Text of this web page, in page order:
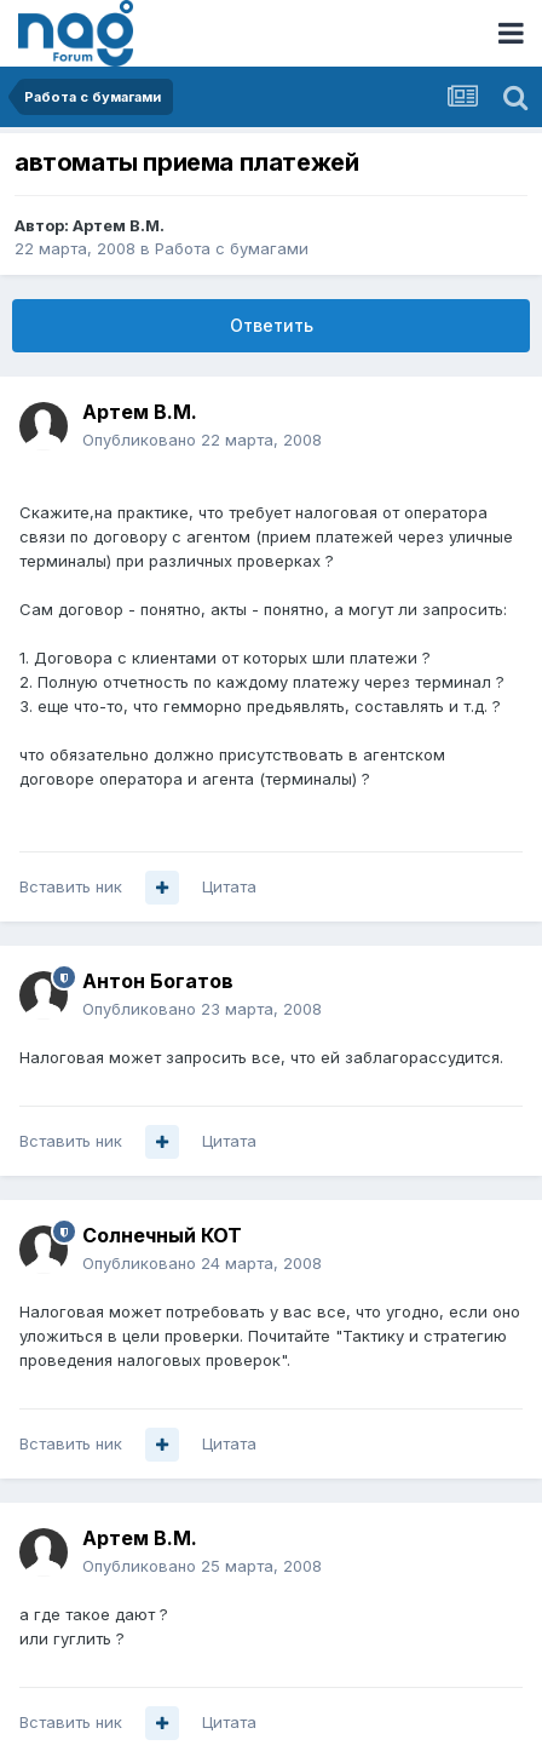
Работа с бумагами
автоматы приема платежей
Автор: Артем B.M.
22 марта, 2008 в Работа с бумагами
Ответить
Артем B.M.
Опубликовано 22 марта, 2008
Скажите,на практике, что требует налоговая от оператора
связи по договору с агентом (прием платежей через уличные
терминалы) при различных проверках ?
Сам договор - понятно, акты - понятно, а могут ли запросить:
1. Договора с клиентами от которых шли платежи ?
2. Полную отчетность по каждому платежу через терминал ?
3. еще что-то, что гемморно предьявлять, составлять и т.д. ?
что обязательно должно присутствовать в агентском
договоре оператора и агента (терминалы) ?
Вставить ник Цитата
Антон Богатов
Опубликовано 23 марта, 2008
Налоговая может запросить все, что ей заблагорассудится.
Вставить ник Цитата
Солнечный КОТ
Опубликовано 24 марта, 2008
Налоговая может потребовать у вас все, что угодно, если оно
уложиться в цели проверки. Почитайте "Тактику и стратегию
проведения налоговых проверок".
Вставить ник Цитата
Артем B.M.
Опубликовано 25 марта, 2008
а где такое дают ?
или гуглить ?
Вставить ник Цитата